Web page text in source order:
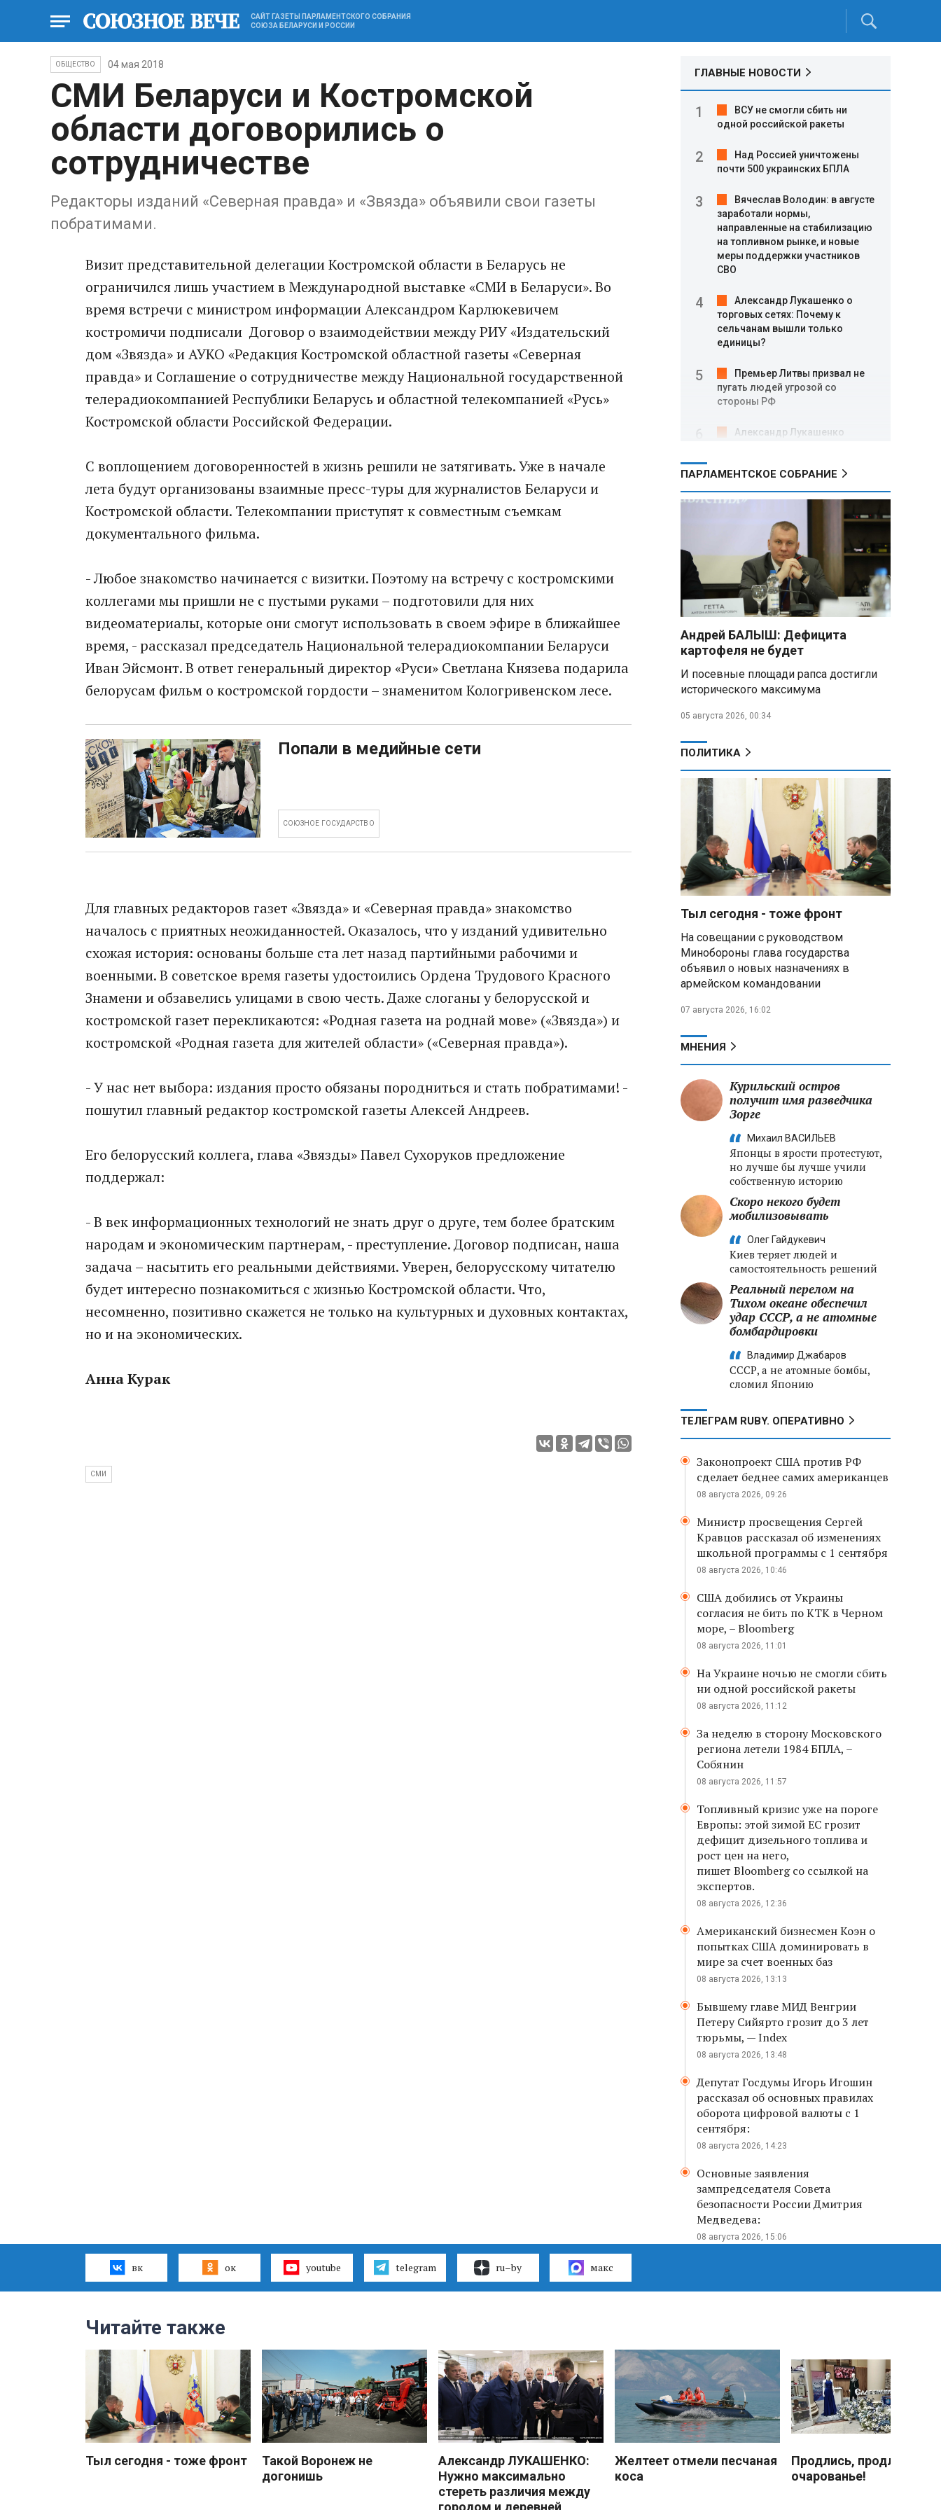
САЙТ ГАЗЕТЫ ПАРЛАМЕНТСКОГО СОБРАНИЯ
СОЮЗА БЕЛАРУСИ И РОССИИ
ОБЩЕСТВО 04 мая 2018
СМИ Беларуси и Костромской
области договорились о
сотрудничестве
Редакторы изданий «Северная правда» и «Звязда» объявили свои газеты
побратимами.
Визит представительной делегации Костромской области в Беларусь не
ограничился лишь участием в Международной выставке «СМИ в Беларуси». Во
время встречи с министром информации Александром Карлюкевичем
костромичи подписали Договор о взаимодействии между РИУ «Издательский
дом «Звязда» и АУКО «Редакция Костромской областной газеты «Северная
правда» и Соглашение о сотрудничестве между Национальной государственной
телерадиокомпанией Республики Беларусь и областной телекомпанией «Русь»
Костромской области Российской Федерации.
С воплощением договоренностей в жизнь решили не затягивать. Уже в начале
лета будут организованы взаимные пресс-туры для журналистов Беларуси и
Костромской области. Телекомпании приступят к совместным съемкам
документального фильма.
- Любое знакомство начинается с визитки. Поэтому на встречу с костромскими
коллегами мы пришли не с пустыми руками – подготовили для них
видеоматериалы, которые они смогут использовать в своем эфире в ближайшее
время, - рассказал председатель Национальной телерадиокомпании Беларуси
Иван Эйсмонт. В ответ генеральный директор «Руси» Светлана Князева подарила
белорусам фильм о костромской гордости – знаменитом Кологривенском лесе.
Попали в медийные сети
СОЮЗНОЕ ГОСУДАРСТВО
Для главных редакторов газет «Звязда» и «Северная правда» знакомство
началось с приятных неожиданностей. Оказалось, что у изданий удивительно
схожая история: основаны больше ста лет назад партийными рабочими и
военными. В советское время газеты удостоились Ордена Трудового Красного
Знамени и обзавелись улицами в свою честь. Даже слоганы у белорусской и
костромской газет перекликаются: «Родная газета на роднай мове» («Звязда») и
костромской «Родная газета для жителей области» («Северная правда»).
- У нас нет выбора: издания просто обязаны породниться и стать побратимами! -
пошутил главный редактор костромской газеты Алексей Андреев.
Его белорусский коллега, глава «Звязды» Павел Сухоруков предложение
поддержал:
- В век информационных технологий не знать друг о друге, тем более братским
народам и экономическим партнерам, - преступление. Договор подписан, наша
задача – насытить его реальными действиями. Уверен, белорусскому читателю
будет интересно познакомиться с жизнью Костромской области. Что,
несомненно, позитивно скажется не только на культурных и духовных контактах,
но и на экономических.
Анна Курак
СМИ
ГЛАВНЫЕ НОВОСТИ
ВСУ не смогли сбить ни
одной российской ракеты
Над Россией уничтожены
почти 500 украинских БПЛА
Вячеслав Володин: в августе
заработали нормы,
направленные на стабилизацию
на топливном рынке, и новые
меры поддержки участников
СВО
Александр Лукашенко о
торговых сетях: Почему к
сельчанам вышли только
единицы?
Премьер Литвы призвал не
пугать людей угрозой со
стороны РФ
Александр Лукашенко
НАТО
В Белгородской области при
новых атаках ВСУ пострадали
еще четыре человека
Александр Лукашенко о
работе Белкоопсоюза: «Если это
так, это жуть»
самых популярных зарубежных
городов у российских туристов
Минобороны РФ: при
освобождении Анискино ВСУ
военных сдалась в плен
Александр Лукашенко:
Россияне «услышали батьку» и
скупают пустующие дома в
белорусских деревнях
Алесандр Лукашенко назвал
работу сельской торговли
«неудовлетворительной» и
возмутился «просрочкой и
тухлятиной»
Владимир Путин обсудил с
меры по защите инфраструктуры
от терактов
Минобороны РФ: «Искандер»
ВСУ в Днепропетровской
e‑торговле, биржевому рынку и
ученым званиям
ПАРЛАМЕНТСКОЕ СОБРАНИЕ
Андрей БАЛЫШ: Дефицита
картофеля не будет
И посевные площади рапса достигли
исторического максимума
05 августа 2026, 00:34
ПОЛИТИКА
Тыл сегодня - тоже фронт
На совещании с руководством
Минобороны глава государства
объявил о новых назначениях в
армейском командовании
07 августа 2026, 16:02
МНЕНИЯ
Курильский остров
получит имя разведчика
Зорге
Михаил ВАСИЛЬЕВ
Японцы в ярости протестуют,
но лучше бы лучше учили
собственную историю
Скоро некого будет
мобилизовывать
Олег Гайдукевич
Киев теряет людей и
самостоятельность решений
Реальный перелом на
Тихом океане обеспечил
удар СССР, а не атомные
бомбардировки
Владимир Джабаров
СССР, а не атомные бомбы,
сломил Японию
ТЕЛЕГРАМ RUBY. ОПЕРАТИВНО
Законопроект США против РФ
сделает беднее самих американцев
08 августа 2026, 09:26
Министр просвещения Сергей
Кравцов рассказал об изменениях
школьной программы с 1 сентября
08 августа 2026, 10:46
США добились от Украины
согласия не бить по КТК в Черном
море, – Bloomberg
08 августа 2026, 11:01
На Украине ночью не смогли сбить
ни одной российской ракеты
08 августа 2026, 11:12
За неделю в сторону Московского
региона летели 1984 БПЛА, –
Собянин
08 августа 2026, 11:57
Топливный кризис уже на пороге
Европы: этой зимой ЕС грозит
дефицит дизельного топлива и
рост цен на него,
пишет Bloomberg со ссылкой на
экспертов.
08 августа 2026, 12:36
Американский бизнесмен Коэн о
попытках США доминировать в
мире за счет военных баз
08 августа 2026, 13:13
Бывшему главе МИД Венгрии
Петеру Сийярто грозит до 3 лет
тюрьмы, — Index
08 августа 2026, 13:48
Депутат Госдумы Игорь Игошин
рассказал об основных правилах
оборота цифровой валюты с 1
сентября:
08 августа 2026, 14:23
Основные заявления
зампредседателя Совета
безопасности России Дмитрия
Медведева:
08 августа 2026, 15:06
вк ок youtube telegram ru–by макс
Читайте также
Тыл сегодня - тоже фронт
Такой Воронеж не
догонишь
Александр ЛУКАШЕНКО:
Нужно максимально
стереть различия между
Желтеет отмели песчаная
коса
Продлись, продлись
очарованье!